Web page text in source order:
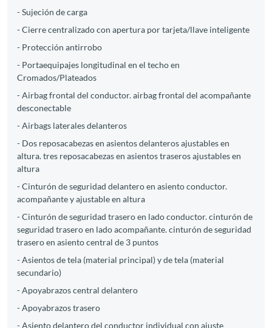
- Sujeción de carga
- Cierre centralizado con apertura por tarjeta/llave inteligente
- Protección antirrobo
- Portaequipajes longitudinal en el techo en
Cromados/Plateados
- Airbag frontal del conductor. airbag frontal del acompañante
desconectable
- Airbags laterales delanteros
- Dos reposacabezas en asientos delanteros ajustables en
altura. tres reposacabezas en asientos traseros ajustables en
altura
- Cinturón de seguridad delantero en asiento conductor.
acompañante y ajustable en altura
- Cinturón de seguridad trasero en lado conductor. cinturón de
seguridad trasero en lado acompañante. cinturón de seguridad
trasero en asiento central de 3 puntos
- Asientos de tela (material principal) y de tela (material
secundario)
- Apoyabrazos central delantero
- Apoyabrazos trasero
- Asiento delantero del conductor individual con ajuste